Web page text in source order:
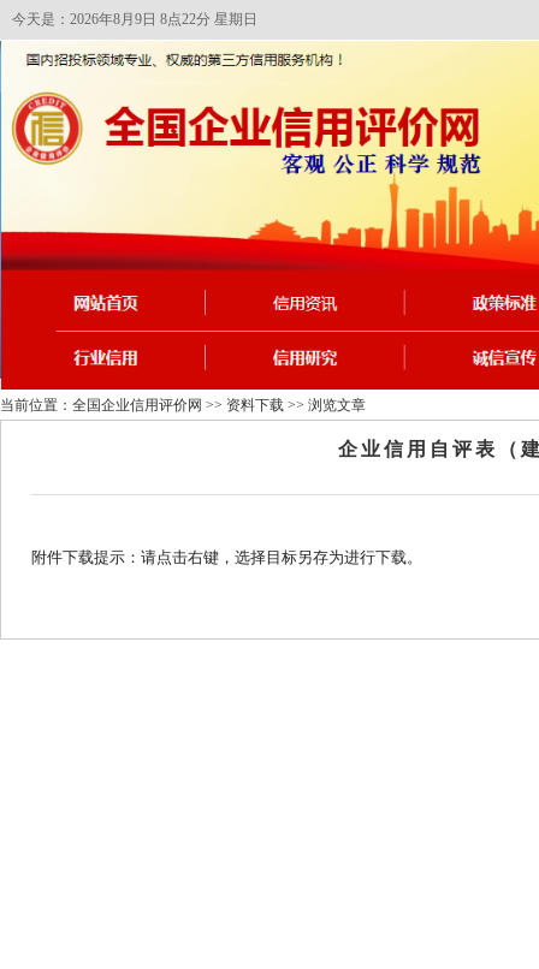
今天是：2026年8月9日 8点22分 星期日
当前位置： 全国企业信用评价网 >> 资料下载 >> 浏览文章
企业信用自评表（
附件下载提示：请点击右键，选择目标另存为进行下载。